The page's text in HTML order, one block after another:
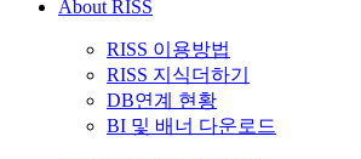
About RISS
RISS 이용방법
RISS 지식더하기
DB연계 현황
BI 및 배너 다운로드